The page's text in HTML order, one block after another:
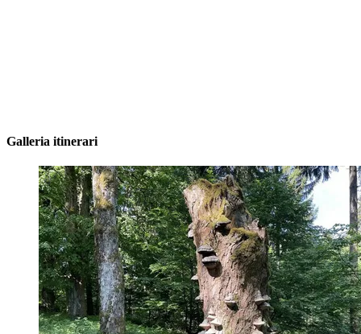
Galleria itinerari